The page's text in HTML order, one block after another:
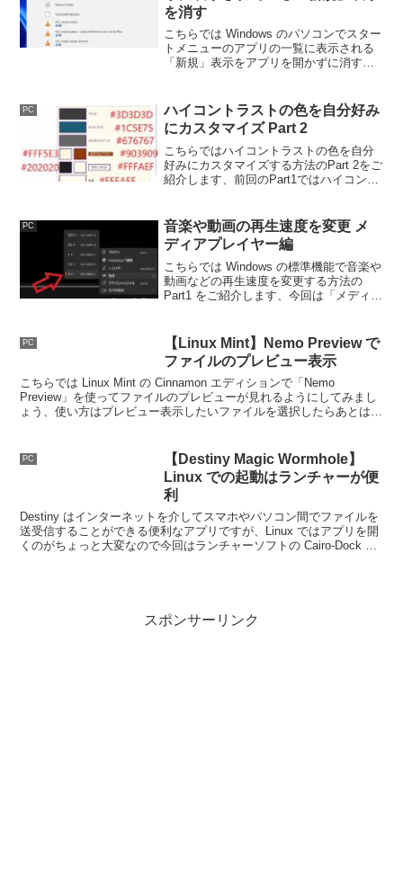
を消す
こちらでは Windows のパソコンでスター
トメニューのアプリの一覧に表示される
「新規」表示をアプリを開かずに消す方
が、その為に対象のアプリをすべて起動
するのは面倒ですよね。
PC
ハイコントラストの色を自分好み
にカスタマイズ Part 2
こちらではハイコントラストの色を自分
好みにカスタマイズする方法のPart 2をご
紹介します、前回のPart1ではハイコント
してテーマを編集する方法をご紹介して
みたいと思います。
PC
音楽や動画の再生速度を変更 メ
ディアプレイヤー編
こちらでは Windows の標準機能で音楽や
動画などの再生速度を変更する方法の
Part1 をご紹介します、今回は「メディア
たは早く再生する方法を確認してみまし
ょう。
PC
【Linux Mint】Nemo Preview で
ファイルのプレビュー表示
こちらでは Linux Mint の Cinnamon エディションで「Nemo
Preview」を使ってファイルのプレビューが見れるようにしてみまし
ょう、使い方はプレビュー表示したいファイルを選択したらあとは
PC
【Destiny Magic Wormhole】
Linux での起動はランチャーが便
利
Destiny はインターネットを介してスマホやパソコン間でファイルを
送受信することができる便利なアプリですが、Linux ではアプリを開
くのがちょっと大変なので今回はランチャーソフトの Cairo-Dock で
スポンサーリンク